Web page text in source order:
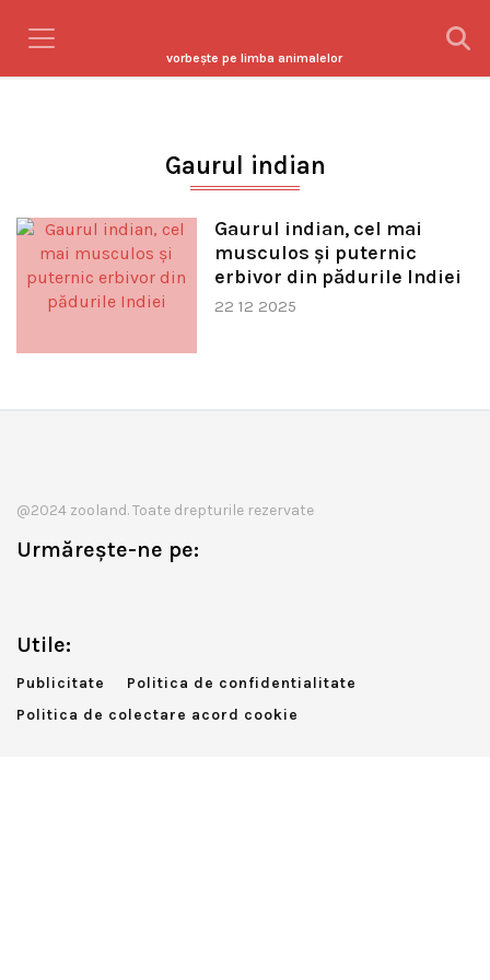
vorbeşte pe limba animalelor
Gaurul indian
Gaurul indian, cel mai
musculos și puternic
erbivor din pădurile Indiei
22 12 2025
@2024 zooland. Toate drepturile rezervate
Urmărește-ne pe:
Utile:
Publicitate
Politica de confidentialitate
Politica de colectare acord cookie